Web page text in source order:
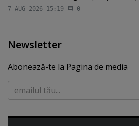
7 AUG 2026 15:19 0
Newsletter
Abonează-te la Pagina de media